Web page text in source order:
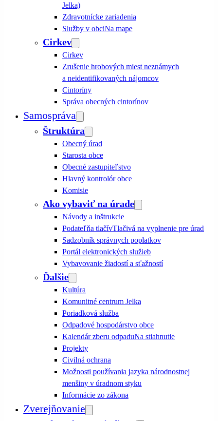
Jelka)
Zdravotnícke zariadenia
Služby v obciNa mape
Cirkev
Cirkev
Zrušenie hrobových miest neznámych
a neidentifikovaných nájomcov
Cintoríny
Správa obecných cintorínov
Samospráva
Štruktúra
Obecný úrad
Starosta obce
Obecné zastupiteľstvo
Hlavný kontrolór obce
Komisie
Ako vybaviť na úrade
Návody a inštrukcie
Podateľňa tlačívTlačivá na vyplnenie pre úrad
Sadzobník správnych poplatkov
Portál elektronických služieb
Vybavovanie žiadostí a sťažností
Ďalšie
Kultúra
Komunitné centrum Jelka
Poriadková služba
Odpadové hospodárstvo obce
Kalendár zberu odpaduNa stiahnutie
Projekty
Civilná ochrana
Možnosti používania jazyka národnostnej
menšiny v úradnom styku
Informácie zo zákona
Zverejňovanie